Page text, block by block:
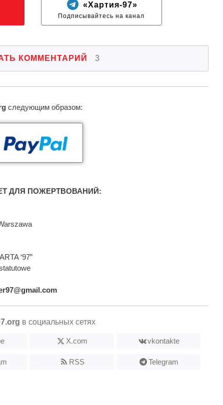
«Хартия-97»
Подписывайтесь на канал
КОММЕНТАРИЙ 3
следующим образом:
ДЛЯ ПОЖЕРТВОВАНИЙ:
‘97”
в социальных сетях
X.com vkontakte
RSS Telegram